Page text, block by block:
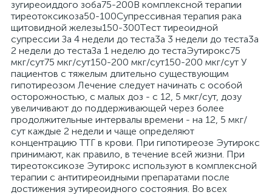
зугиреоиддого зоба75-200В комплексной терапии
тиреотоксикоза50-100Супрессивная терапия рака
щитовидной железы150-300Tест тиреоидной
супрессии За 4 недели до теста3а 3 недели до теста3а
2 недели до тестаЗа 1 неделю до тестаЭутирокс75
мкг/сут75 мкг/сут150-200 мкг/сут150-200 мкг/сут У
пациентов с тяжелым длительно существующим
гипотиреозом Лечение следует начинать с особой
осторожностью, с малых доз - с 12, 5 мкг/сут, дозу
увеличивают до поддерживающей через более
продолжительные интервалы времени - на 12, 5 мкг/
сут каждые 2 недели и чаще определяют
концентрацию ТТГ в крови. При гипотиреозе Эутирокс
принимают, как правило, в течение всей жизни. При
тиреотоксикозе Эутирокс используют в комплексной
терапии с антитиреоидными препаратами после
достижения эутиреоидного состояния. Во всех